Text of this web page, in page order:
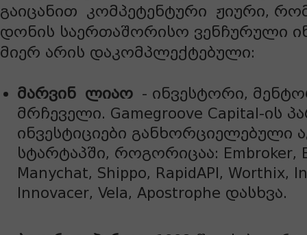
გაიცანით კომპეტენტური ჟიური,
დონის საერთაშორისო ვენჩურული
მიერ არის დაკომპლექტებული:
მარვინ ლიაო - ინვესტორი,
მრჩეველი. Gamegroove Capital-ის
ინვესტიციები განხორციელებული
სტარტაპში, როგორიცაა: Embroker,
Manychat, Shippo, RapidAPI, Worthix,
Innovacer, Vela, Apostrophe დასხვა.